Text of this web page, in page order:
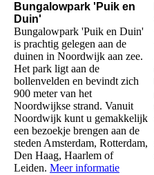
Bungalowpark 'Puik en
Duin'
Bungalowpark 'Puik en Duin'
is prachtig gelegen aan de
duinen in Noordwijk aan zee.
Het park ligt aan de
bollenvelden en bevindt zich
900 meter van het
Noordwijkse strand. Vanuit
Noordwijk kunt u gemakkelijk
een bezoekje brengen aan de
steden Amsterdam, Rotterdam,
Den Haag, Haarlem of
Leiden. Meer informatie